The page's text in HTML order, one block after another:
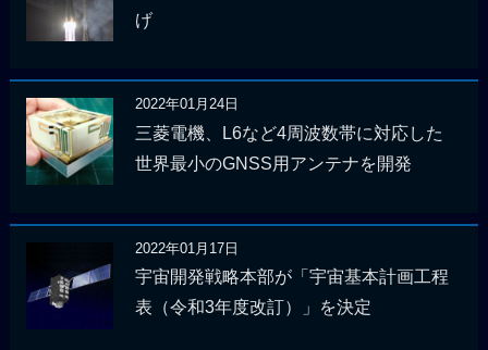
げ
2022年01月24日
三菱電機、L6など4周波数帯に対応した
世界最小のGNSS用アンテナを開発
2022年01月17日
宇宙開発戦略本部が「宇宙基本計画工程
表（令和3年度改訂）」を決定